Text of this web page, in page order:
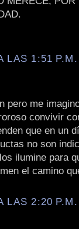
LAS 1:51 P.M.
pero me
convivir
que en un
no son
ilumine para
el camino
LAS 2:20 P.M.